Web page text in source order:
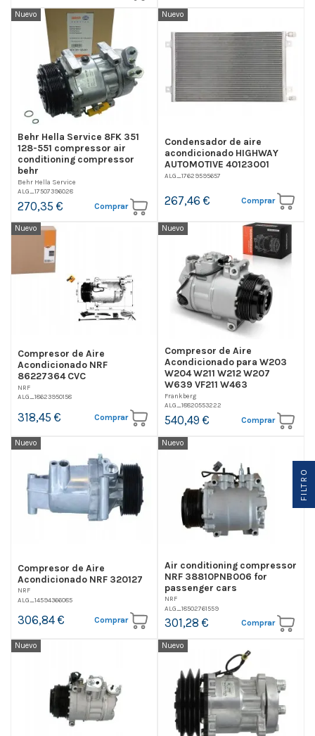
Nuevo
Behr Hella Service 8FK 351
128-551 compressor air
conditioning compressor
behr
Behr Hella Service
ALG_17507396028
270,35 € Comprar
Nuevo
Condensador de aire
acondicionado HIGHWAY
AUTOMOTIVE 40123001
ALG_17629595657
267,46 € Comprar
Nuevo
Compresor de Aire
Acondicionado NRF
86227364 CVC
NRF
ALG_18623950158
318,45 € Comprar
Nuevo
Compresor de Aire
Acondicionado para W203
W204 W211 W212 W207
W639 VF211 W463
Frankberg
ALG_18820553222
540,49 € Comprar
Nuevo
Compresor de Aire
Acondicionado NRF 320127
NRF
ALG_14594366085
306,84 € Comprar
Nuevo
Air conditioning compressor
NRF 38810PNB006 for
passenger cars
NRF
ALG_18502761559
301,28 € Comprar
Nuevo Nuevo
FILTRO